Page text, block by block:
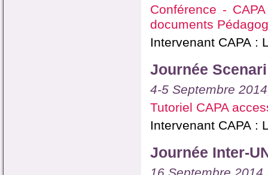
Conférence -
documents
Intervenant CAPA :
Journée
4-5 Septembre
Tutoriel CAPA
Intervenant CAPA :
Journée Inter-